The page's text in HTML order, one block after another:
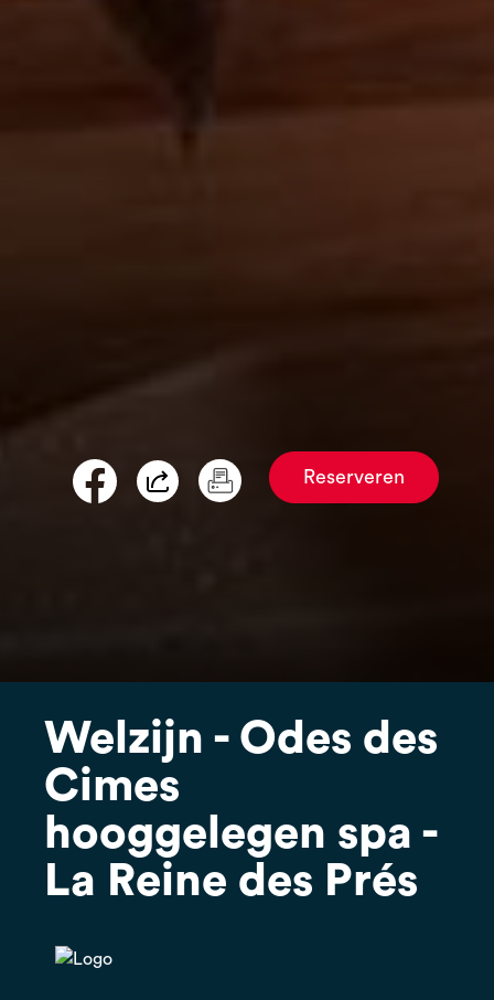
Reserveren
Welzijn - Odes des
Cimes
hooggelegen spa -
La Reine des Prés